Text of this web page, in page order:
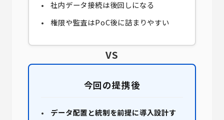
社内データ接続は後回しになる
権限や監査はPoC後に詰まりやすい
VS
今回の提携後
データ配置と統制を前提に導入設計す